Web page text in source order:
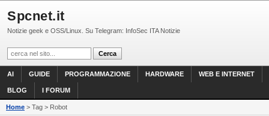
Spcnet.it
Notizie geek e OSS/Linux. Su Telegram: InfoSec ITA Notizie
AI GUIDE PROGRAMMAZIONE HARDWARE WEB E INTERNET
BLOG I FORUM
Home > Tag > Robot